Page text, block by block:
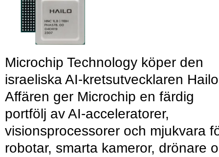
Microchip Technology köper den
israeliska AI-kretsutvecklaren
Affären ger Microchip en färdig
portfölj av AI-acceleratorer,
visionsprocessorer och mjukvara
robotar, smarta kameror, drönare